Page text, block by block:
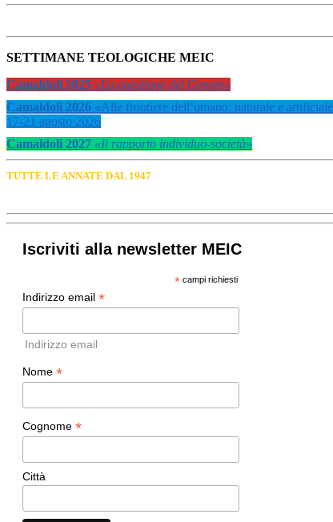
SETTIMANE TEOLOGICHE MEIC
Camaldoli 2025 «La questione del Genere»
Camaldoli 2026 «Alle frontiere dell’umano: naturale e artificiale
17-21 agosto 2026
Camaldoli 2027 «Il rapporto individuo-società»
TUTTE LE ANNATE DAL 1947
Iscriviti alla newsletter MEIC
*campi richiesti
Indirizzo email *
Indirizzo email
Nome *
Cognome *
Città